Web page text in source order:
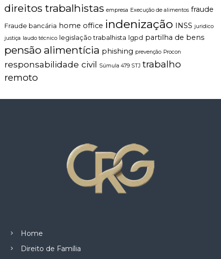
direitos trabalhistas empresa Execução de alimentos fraude
Fraude bancária home office indenização INSS juridico
justiça laudo técnico legislação trabalhista lgpd partilha de bens
pensão alimentícia phishing prevenção Procon
responsabilidade civil Súmula 479 STJ trabalho
remoto
Home
Direito de Família